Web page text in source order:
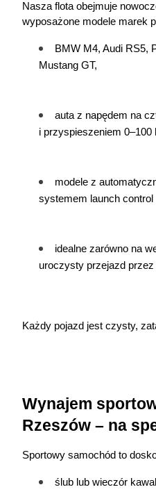
Nasza flota obejmuje
wyposażone modele marek
BMW M4, Audi RS5,
Mustang GT,
auta z napędem na
i przyspieszeniem
modele z
systemem launch
idealne zarówno na
uroczysty przejazd przez
Każdy pojazd jest czysty,
Wynajem
Rzeszów – na
Sportowy samochód to
ślub lub wieczór